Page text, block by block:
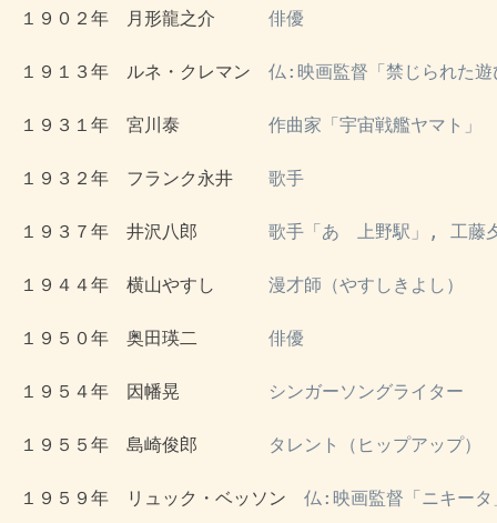
１９０２年　月形龍之介 俳優
１９１３年　ルネ・クレマン 仏:映画監督「禁じられた
１９３１年　宮川泰 作曲家「宇宙戦艦ヤマト」
１９３２年　フランク永井 歌手
１９３７年　井沢八郎 歌手「あゝ上野駅」, 工藤
１９４４年　横山やすし 漫才師（やすしきよし）
１９５０年　奥田瑛二 俳優
１９５４年　因幡晃 シンガーソングライター
１９５５年　島崎俊郎 タレント（ヒップアップ）
１９５９年　リュック・ベッソン 仏:映画監督「ニキータ